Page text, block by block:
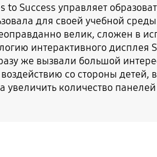
to Success управляет
для своей учебной
велик, сложен в
интерактивного
же вызвали большой
воздействию со стороны
увеличить количество